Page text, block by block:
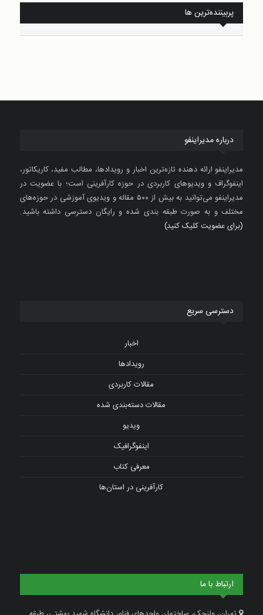
پربیننده‌ترین ها
درباره مدیراینفو
مدیراینفو ارائه دهنده تازه‌ترین اخبار و رویدادها، مطالب مفید، کاریکاتور،
اینفوگراف و ویدیوهای کاربردی در حوزه کارآفرینی است؛ با عضویت در
مدیراینفو می‌توانید به بیش از ۵۰۰ مقاله و ویدیوی آموزشی در حوزه‌های
مختلف و به صورت طبقه بندی شده و رایگان دسترسی داشته باشید.
(برای عضویت کلیک کنید)
دسترسی سریع
اخبار
رویدادها
مقالات کاربردی
مقالات دسته‌بندی شده
ویدیو
اینفوگرافیک
معرفی کتاب
کارآفرینی در استان‌ها
ارتباط با ما